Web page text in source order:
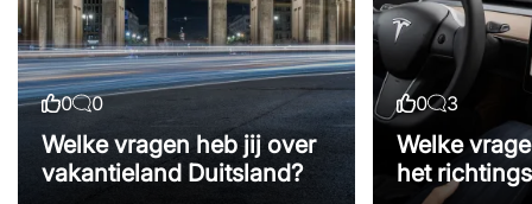
Likes
0Reacties
0
Welke vragen heb jij over
vakantieland Duitsland?
Likes
0Reacties
3
Welke
het